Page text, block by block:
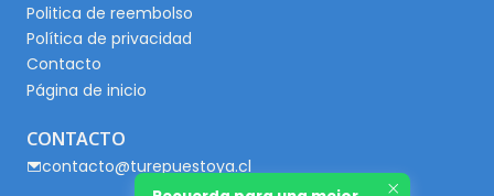
Politica de reembolso
Política de privacidad
Contacto
Página de inicio
CONTACTO
contacto@turepuestoya.cl